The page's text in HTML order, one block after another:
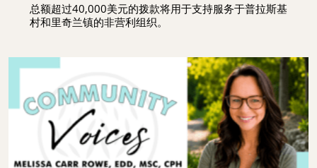
总额超过40,000美元的拨款将用于支持服务于普拉斯基
村和里奇兰镇的非营利组织。